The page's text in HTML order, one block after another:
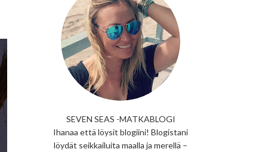
SEVEN SEAS -MATKABLOGI
Ihanaa että löysit blogiini! Blogistani
löydät seikkailuita maalla ja merellä –